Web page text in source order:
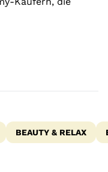
BEAUTY & RELAX